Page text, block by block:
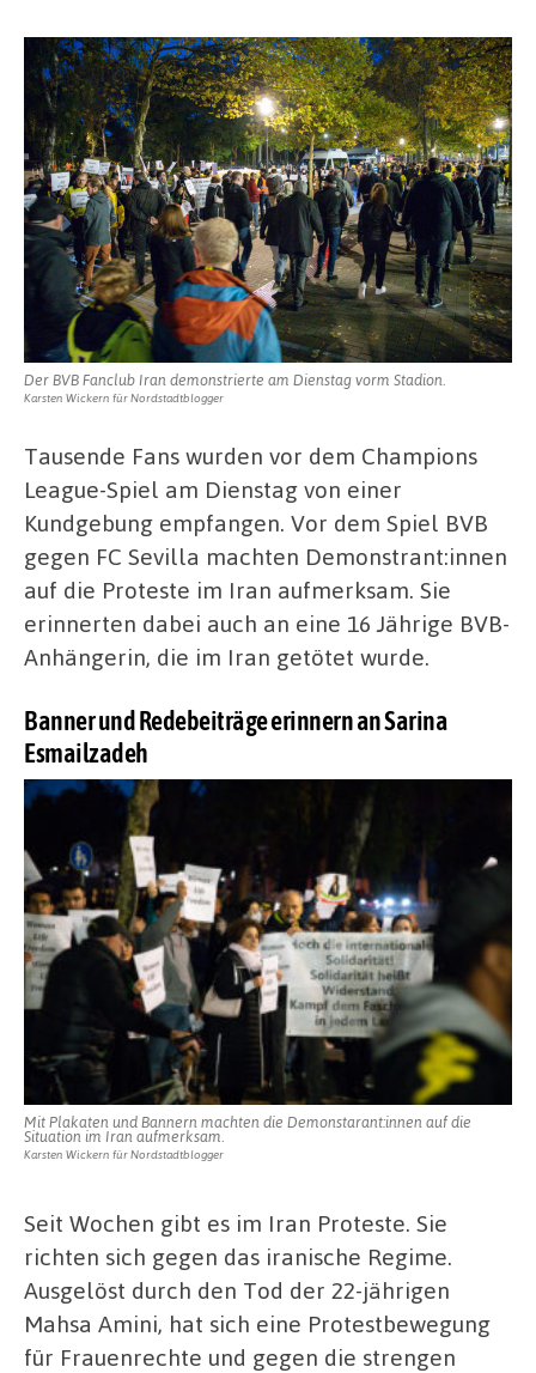
Der BVB Fanclub Iran demonstrierte am Dienstag vorm Stadion.
Karsten Wickern für Nordstadtblogger
Tausende Fans wurden vor dem Champions
League-Spiel am Dienstag von einer
Kundgebung empfangen. Vor dem Spiel BVB
gegen FC Sevilla machten Demonstrant:innen
auf die Proteste im Iran aufmerksam. Sie
erinnerten dabei auch an eine 16 Jährige BVB-
Anhängerin, die im Iran getötet wurde.
Banner und Redebeiträge erinnern an Sarina
Esmailzadeh
Mit Plakaten und Bannern machten die Demonstarant:innen auf die
Situation im Iran aufmerksam.
Karsten Wickern für Nordstadtblogger
Seit Wochen gibt es im Iran Proteste. Sie
richten sich gegen das iranische Regime.
Ausgelöst durch den Tod der 22-jährigen
Mahsa Amini, hat sich eine Protestbewegung
für Frauenrechte und gegen die strengen